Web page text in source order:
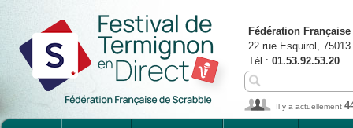
Fédération
22 rue Esquirol,
Tél : 01.53.92.53.20
Il y a actuellement